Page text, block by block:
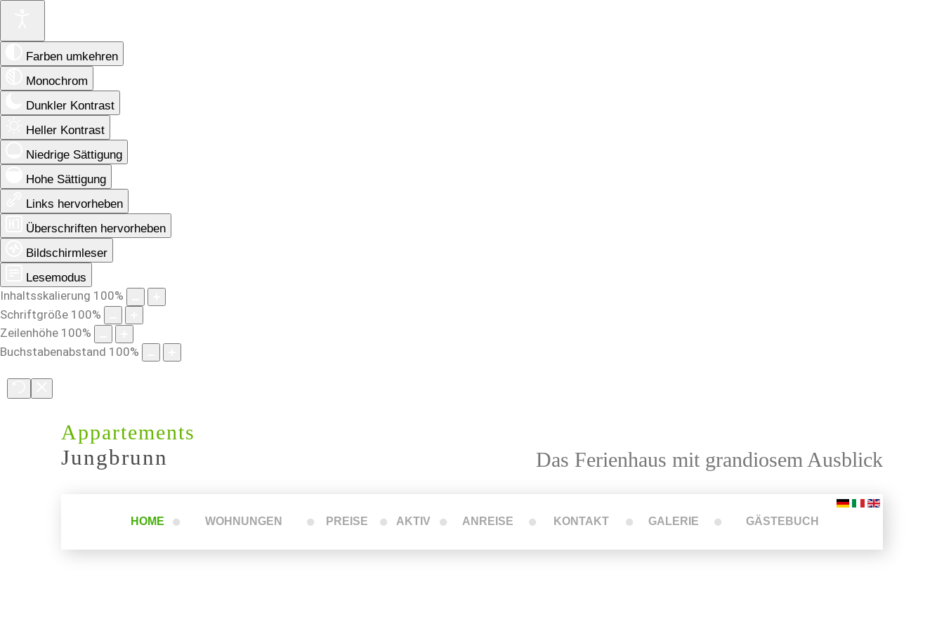
Farben umkehren
Monochrom
Dunkler Kontrast
Heller Kontrast
Niedrige Sättigung
Hohe Sättigung
Links hervorheben
Überschriften hervorheben
Bildschirmleser
Lesemodus
Inhaltsskalierung 100%
Schriftgröße 100%
Zeilenhöhe 100%
Buchstabenabstand 100%
Appartements
Jungbrunn Das Ferienhaus mit grandiosem Ausblick
HOME WOHNUNGEN PREISE AKTIV ANREISE KONTAKT GALERIE GÄSTEBUCH